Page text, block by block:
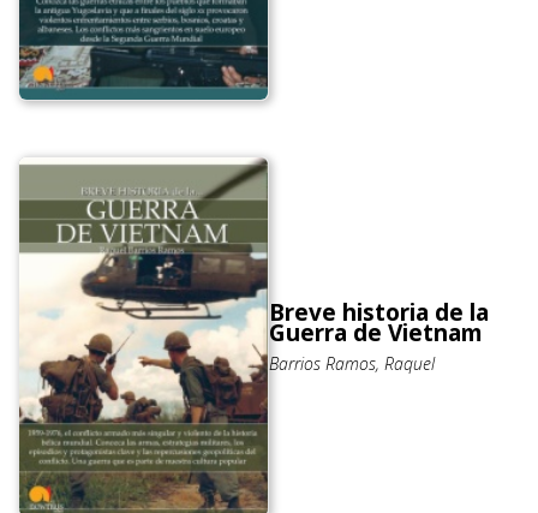
Breve historia de la
Guerra de Vietnam
Barrios Ramos, Raquel